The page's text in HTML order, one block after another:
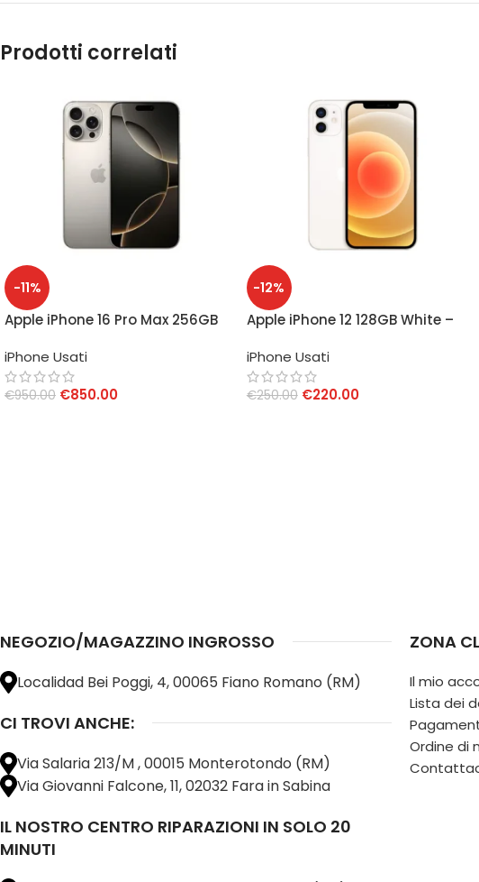
Prodotti correlati
-11%
Apple iPhone 16 Pro Max 256GB
Grado B
iPhone Usati
€950.00 €850.00
-12%
Apple iPhone 12 128GB White –
iPhone Usati
€250.00 €220.00
NEGOZIO/MAGAZZINO INGROSSO
Localidad Bei Poggi, 4, 00065 Fiano Romano (RM)
CI TROVI ANCHE:
Via Salaria 213/M , 00015 Monterotondo (RM)
Via Giovanni Falcone, 11, 02032 Fara in Sabina
IL NOSTRO CENTRO RIPARAZIONI IN SOLO 20
MINUTI
ZONA
Il mio
Lista dei
Ordine di